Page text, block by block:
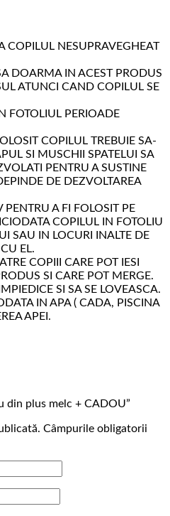
COPILUL NESUPRAVEGHEAT
DOARMA IN ACEST PRODUS
ATUNCI CAND COPILUL SE
FOTOLIUL PERIOADE
COPILUL TREBUIE SA-
SI MUSCHII SPATELUI SA
PENTRU A SUSTINE
DE DEZVOLTAREA
A FI FOLOSIT PE
COPILUL IN FOTOLIU
SAU IN LOCURI INALTE DE
EL.
COPIII CARE POT IESI
SI CARE POT MERGE.
SI SA SE LOVEASCA.
IN APA ( CADA, PISCINA
APEI.
din plus melc + CADOU”
Câmpurile obligatorii